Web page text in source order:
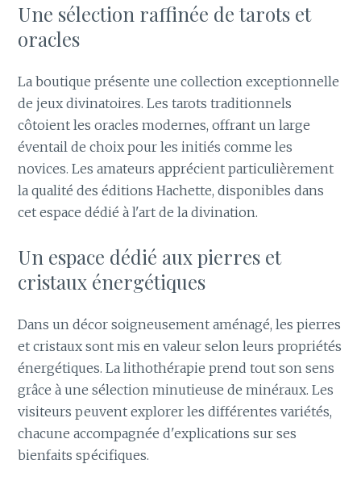
Une sélection raffinée de tarots et
oracles
La boutique présente une collection exceptionnelle
de jeux divinatoires. Les tarots traditionnels
côtoient les oracles modernes, offrant un large
éventail de choix pour les initiés comme les
novices. Les amateurs apprécient particulièrement
la qualité des éditions Hachette, disponibles dans
cet espace dédié à l'art de la divination.
Un espace dédié aux pierres et
cristaux énergétiques
Dans un décor soigneusement aménagé, les pierres
et cristaux sont mis en valeur selon leurs propriétés
énergétiques. La lithothérapie prend tout son sens
grâce à une sélection minutieuse de minéraux. Les
visiteurs peuvent explorer les différentes variétés,
chacune accompagnée d'explications sur ses
bienfaits spécifiques.